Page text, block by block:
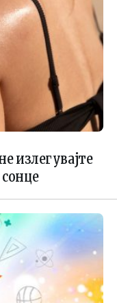
излегувајте